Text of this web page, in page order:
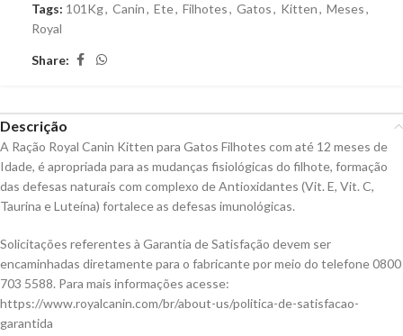
Tags: 101Kg, Canin, Ete, Filhotes, Gatos, Kitten, Meses,
Royal
Share:
Descrição
A Ração Royal Canin Kitten para Gatos Filhotes com até 12 meses de
Idade, é apropriada para as mudanças fisiológicas do filhote, formação
das defesas naturais com complexo de Antioxidantes (Vit. E, Vit. C,
Taurina e Luteína) fortalece as defesas imunológicas.
Solicitações referentes à Garantia de Satisfação devem ser
encaminhadas diretamente para o fabricante por meio do telefone 0800
703 5588. Para mais informações acesse:
https://www.royalcanin.com/br/about-us/politica-de-satisfacao-
garantida